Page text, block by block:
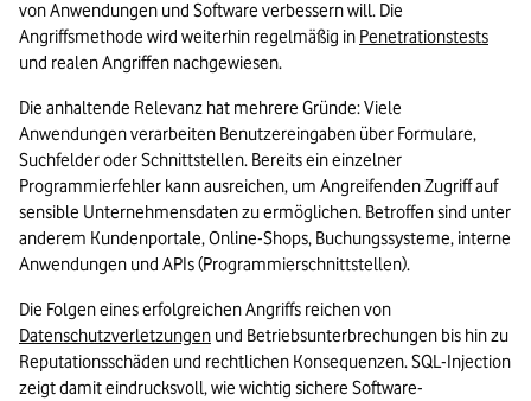
von Anwendungen und Software verbessern will. Die
Angriffsmethode wird weiterhin regelmäßig in Penetrationstests
und realen Angriffen nachgewiesen.
Die anhaltende Relevanz hat mehrere Gründe: Viele
Anwendungen verarbeiten Benutzereingaben über Formulare,
Suchfelder oder Schnittstellen. Bereits ein einzelner
Programmierfehler kann ausreichen, um Angreifenden Zugriff auf
sensible Unternehmensdaten zu ermöglichen. Betroffen sind unter
anderem Kundenportale, Online-Shops, Buchungssysteme, interne
Anwendungen und APIs (Programmierschnittstellen).
Datenschutzverletzungen und Betriebsunterbrechungen bis hin zu
Reputationsschäden und rechtlichen Konsequenzen. SQL-Injection
zeigt damit eindrucksvoll, wie wichtig sichere Software-